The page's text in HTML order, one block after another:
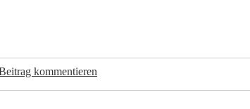
kommentieren